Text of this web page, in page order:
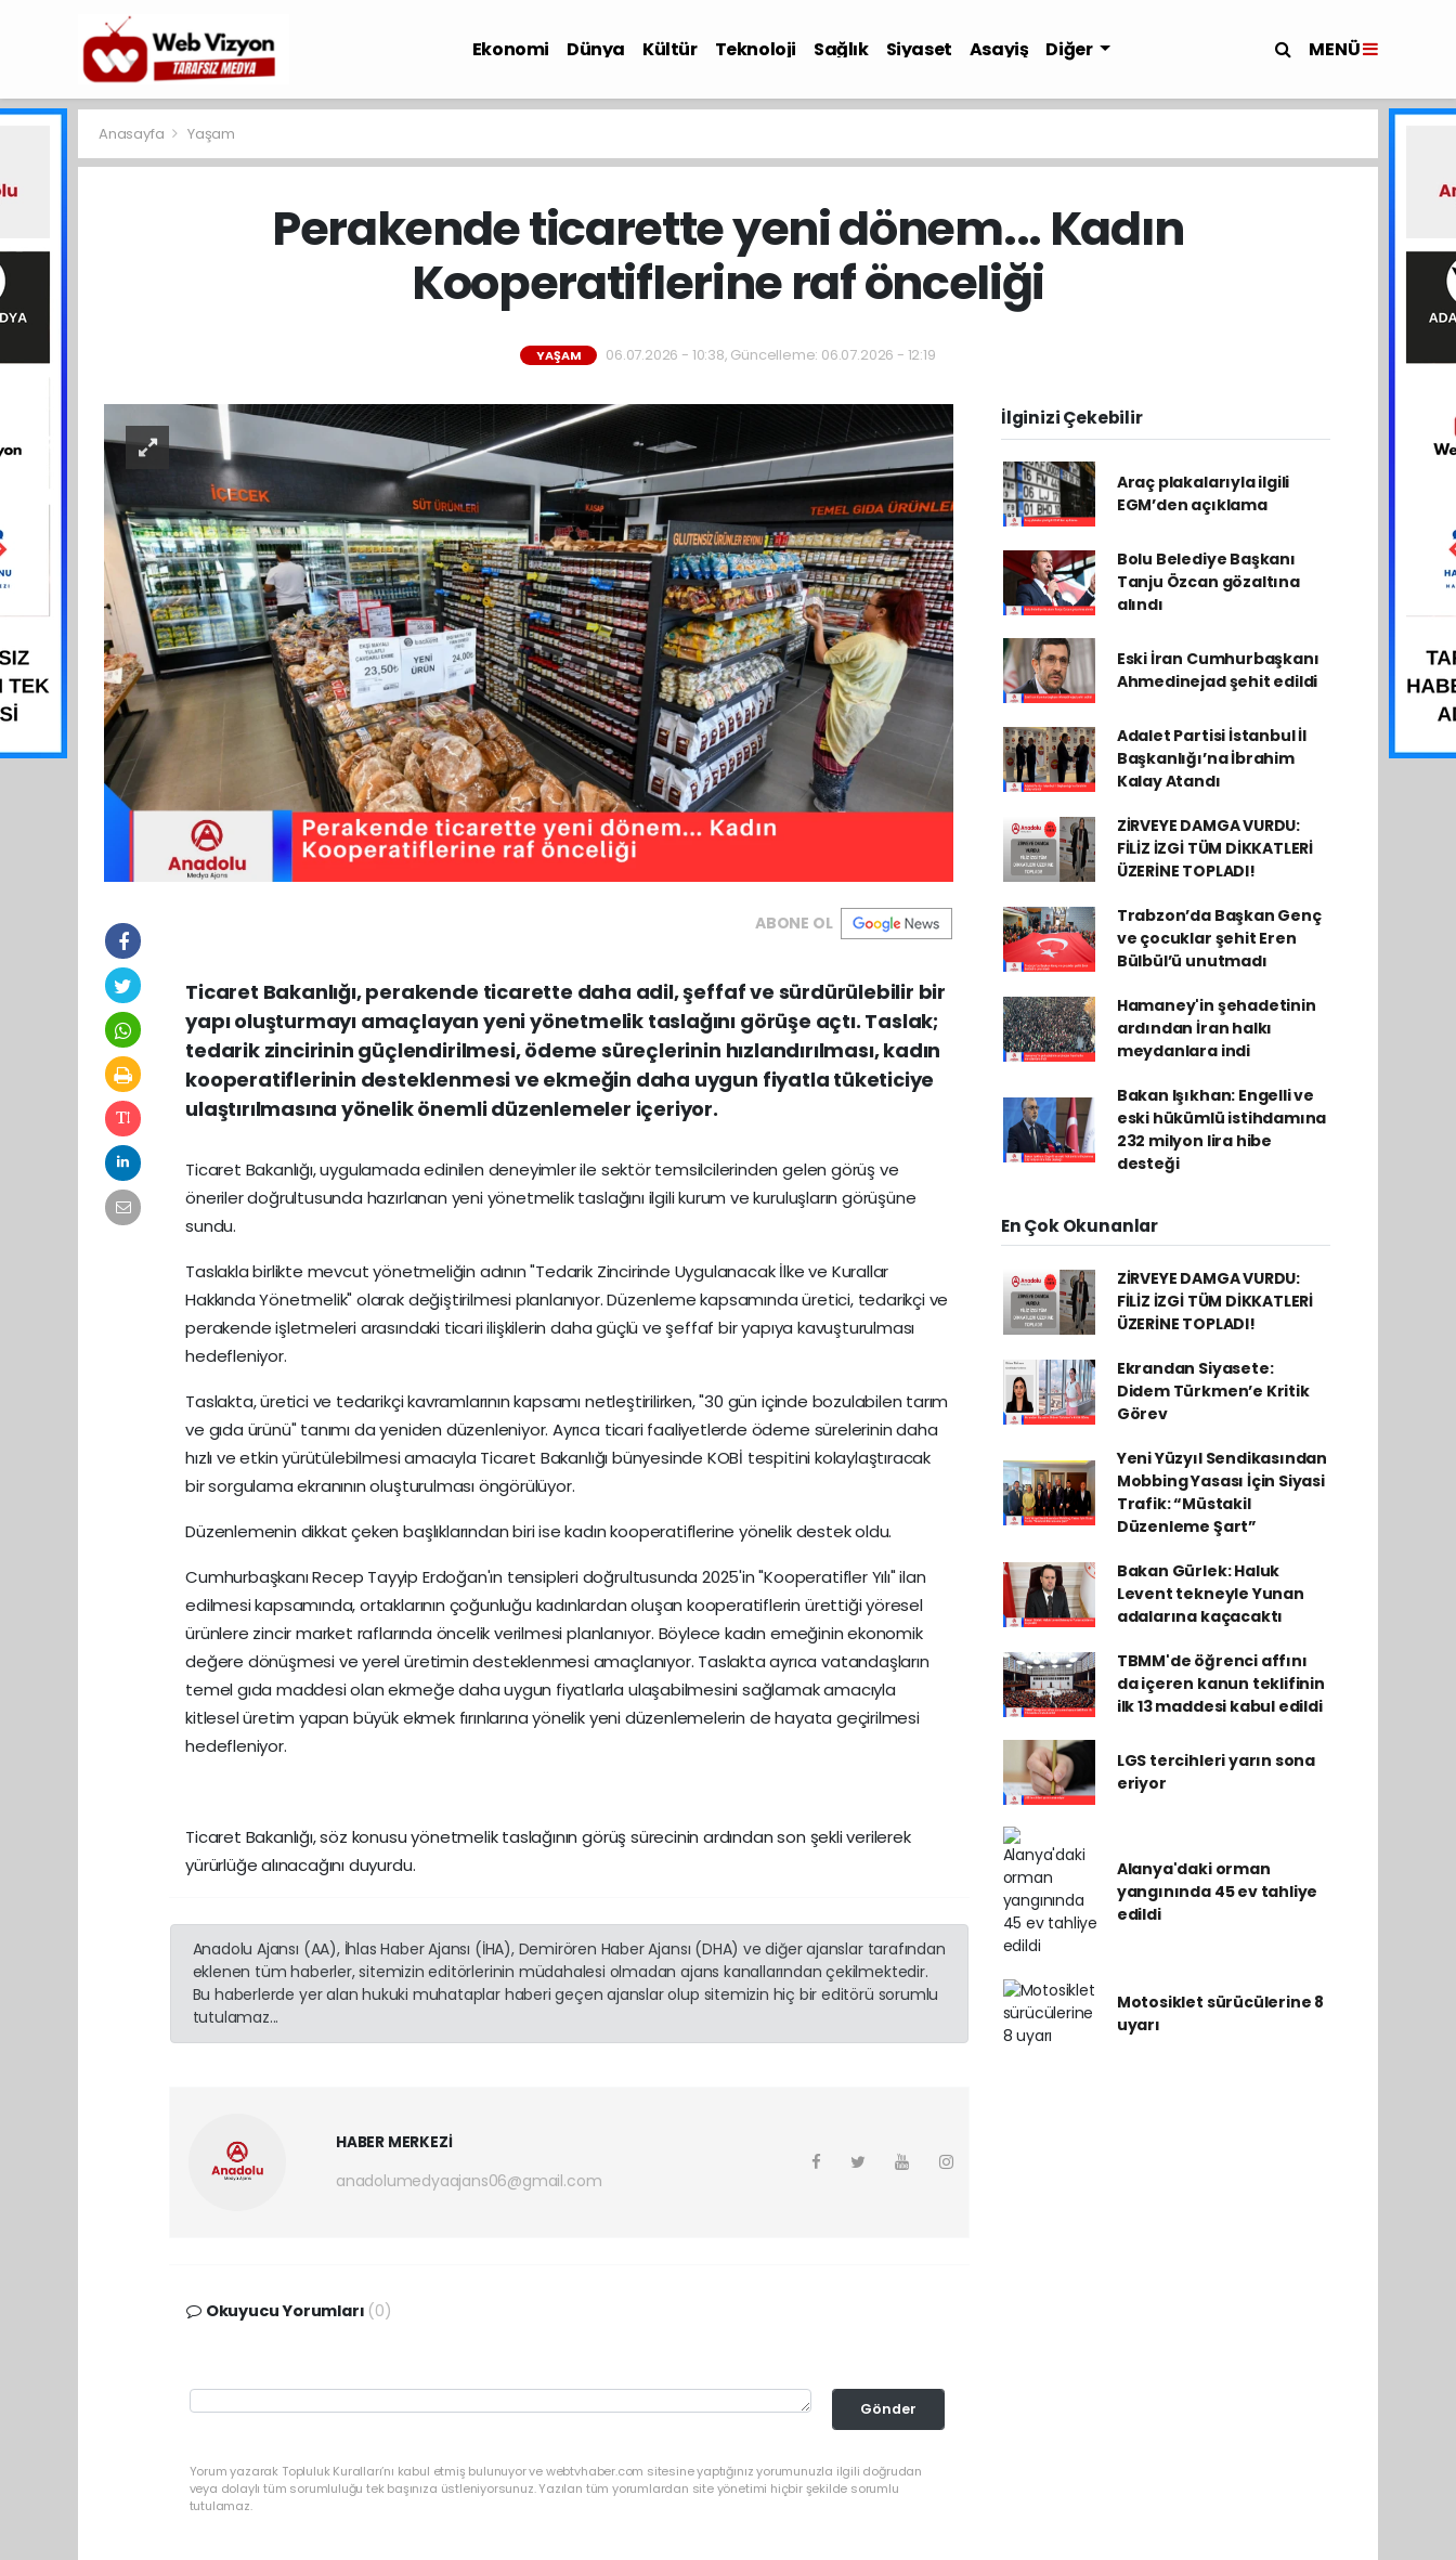
Ekonomi Dünya Kültür Teknoloji Sağlık Siyaset Asayiş Diğer MENÜ
Anasayfa Yaşam
Perakende ticarette yeni dönem... Kadın
Kooperatiflerine raf önceliği
YAŞAM 06.07.2026 - 10:38, Güncelleme: 06.07.2026 - 12:19
ABONE OL
Ticaret Bakanlığı, perakende ticarette daha adil, şeffaf ve sürdürülebilir bir
yapı oluşturmayı amaçlayan yeni yönetmelik taslağını görüşe açtı. Taslak;
tedarik zincirinin güçlendirilmesi, ödeme süreçlerinin hızlandırılması, kadın
kooperatiflerinin desteklenmesi ve ekmeğin daha uygun fiyatla tüketiciye
ulaştırılmasına yönelik önemli düzenlemeler içeriyor.
Ticaret Bakanlığı, uygulamada edinilen deneyimler ile sektör temsilcilerinden gelen görüş ve
öneriler doğrultusunda hazırlanan yeni yönetmelik taslağını ilgili kurum ve kuruluşların görüşüne
sundu.
Taslakla birlikte mevcut yönetmeliğin adının "Tedarik Zincirinde Uygulanacak İlke ve Kurallar
Hakkında Yönetmelik" olarak değiştirilmesi planlanıyor. Düzenleme kapsamında üretici, tedarikçi ve
perakende işletmeleri arasındaki ticari ilişkilerin daha güçlü ve şeffaf bir yapıya kavuşturulması
hedefleniyor.
Taslakta, üretici ve tedarikçi kavramlarının kapsamı netleştirilirken, "30 gün içinde bozulabilen tarım
ve gıda ürünü" tanımı da yeniden düzenleniyor. Ayrıca ticari faaliyetlerde ödeme sürelerinin daha
hızlı ve etkin yürütülebilmesi amacıyla Ticaret Bakanlığı bünyesinde KOBİ tespitini kolaylaştıracak
bir sorgulama ekranının oluşturulması öngörülüyor.
Düzenlemenin dikkat çeken başlıklarından biri ise kadın kooperatiflerine yönelik destek oldu.
Cumhurbaşkanı Recep Tayyip Erdoğan'ın tensipleri doğrultusunda 2025'in "Kooperatifler Yılı" ilan
edilmesi kapsamında, ortaklarının çoğunluğu kadınlardan oluşan kooperatiflerin ürettiği yöresel
ürünlere zincir market raflarında öncelik verilmesi planlanıyor. Böylece kadın emeğinin ekonomik
değere dönüşmesi ve yerel üretimin desteklenmesi amaçlanıyor. Taslakta ayrıca vatandaşların
temel gıda maddesi olan ekmeğe daha uygun fiyatlarla ulaşabilmesini sağlamak amacıyla
kitlesel üretim yapan büyük ekmek fırınlarına yönelik yeni düzenlemelerin de hayata geçirilmesi
hedefleniyor.
Ticaret Bakanlığı, söz konusu yönetmelik taslağının görüş sürecinin ardından son şekli verilerek
yürürlüğe alınacağını duyurdu.
Anadolu Ajansı (AA), İhlas Haber Ajansı (İHA), Demirören Haber Ajansı (DHA) ve diğer ajanslar tarafından
eklenen tüm haberler, sitemizin editörlerinin müdahalesi olmadan ajans kanallarından çekilmektedir.
Bu haberlerde yer alan hukuki muhataplar haberi geçen ajanslar olup sitemizin hiç bir editörü sorumlu
tutulamaz...
HABER MERKEZİ
anadolumedyaajans06@gmail.com
Okuyucu Yorumları (0)
Gönder
Yorum yazarak Topluluk Kuralları’nı kabul etmiş bulunuyor ve webtvhaber.com sitesine yaptığınız yorumunuzla ilgili doğrudan
veya dolaylı tüm sorumluluğu tek başınıza üstleniyorsunuz. Yazılan tüm yorumlardan site yönetimi hiçbir şekilde sorumlu
tutulamaz.
İlginizi Çekebilir
Araç plakalarıyla ilgili
EGM’den açıklama
Bolu Belediye Başkanı
Tanju Özcan gözaltına
alındı
Eski İran Cumhurbaşkanı
Ahmedinejad şehit edildi
Adalet Partisi İstanbul İl
Başkanlığı’na İbrahim
Kalay Atandı
ZİRVEYE DAMGA VURDU:
FİLİZ İZGİ TÜM DİKKATLERİ
ÜZERİNE TOPLADI!
Trabzon’da Başkan Genç
ve çocuklar şehit Eren
Bülbül’ü unutmadı
Hamaney'in şehadetinin
ardından İran halkı
meydanlara indi
Bakan Işıkhan: Engelli ve
eski hükümlü istihdamına
232 milyon lira hibe
desteği
En Çok Okunanlar
ZİRVEYE DAMGA VURDU:
FİLİZ İZGİ TÜM DİKKATLERİ
ÜZERİNE TOPLADI!
Ekrandan Siyasete:
Didem Türkmen’e Kritik
Görev
Yeni Yüzyıl Sendikasından
Mobbing Yasası İçin Siyasi
Trafik: “Müstakil
Düzenleme Şart”
Bakan Gürlek: Haluk
Levent tekneyle Yunan
adalarına kaçacaktı
TBMM'de öğrenci affını
da içeren kanun teklifinin
ilk 13 maddesi kabul edildi
LGS tercihleri yarın sona
eriyor
Alanya'daki orman
yangınında 45 ev tahliye
edildi
Motosiklet sürücülerine 8
uyarı